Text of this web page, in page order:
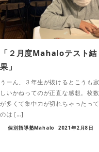
「２月度Mahaloテスト結
果」
うーん、３年生が抜けるとこうも寂
しいかねってのが正直な感想。枚数
が多くて集中力が切れちゃったって
のは […]
個別指導塾Mahalo 2021年2月8日